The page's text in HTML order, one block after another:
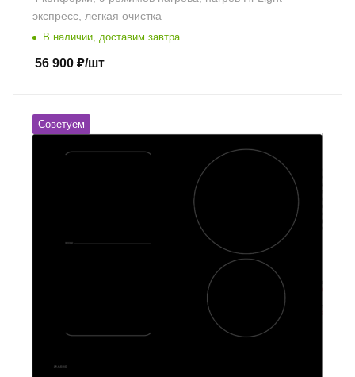
экспресс, легкая очистка
В наличии, доставим завтра
56 900 ₽/шт
Советуем